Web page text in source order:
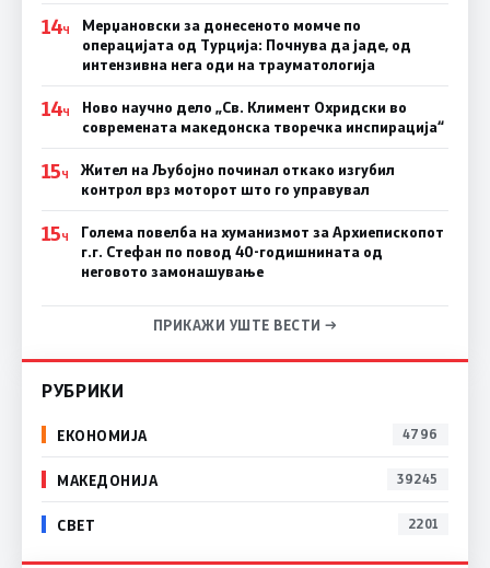
14Ч
Мерџановски за донесеното момче по
операцијата од Турција: Почнува да јаде, од
интензивна нега оди на трауматологија
14Ч
Ново научно дело „Св. Климент Охридски во
современата македонска творечка инспирација“
15Ч
Жител на Љубојно починал откако изгубил
контрол врз моторот што го управувал
15Ч
Голема повелба на хуманизмот за Архиепископот
г.г. Стефан по повод 40-годишнината од
неговото замонашување
ПРИКАЖИ УШТЕ ВЕСТИ →
РУБРИКИ
ЕКОНОМИЈА 4796
МАКЕДОНИЈА 39245
СВЕТ 2201